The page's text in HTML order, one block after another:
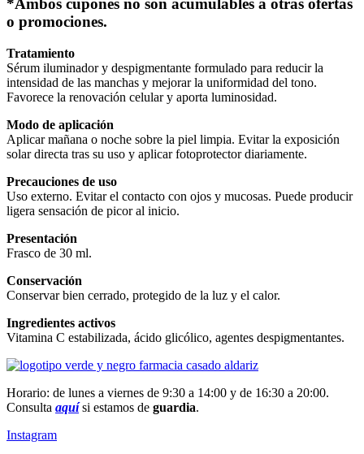
*Ambos cupones no son acumulables a otras ofertas
o promociones.
Tratamiento
Sérum iluminador y despigmentante formulado para reducir la
intensidad de las manchas y mejorar la uniformidad del tono.
Favorece la renovación celular y aporta luminosidad.
Modo de aplicación
Aplicar mañana o noche sobre la piel limpia. Evitar la exposición
solar directa tras su uso y aplicar fotoprotector diariamente.
Precauciones de uso
Uso externo. Evitar el contacto con ojos y mucosas. Puede producir
ligera sensación de picor al inicio.
Presentación
Frasco de 30 ml.
Conservación
Conservar bien cerrado, protegido de la luz y el calor.
Ingredientes activos
Vitamina C estabilizada, ácido glicólico, agentes despigmentantes.
Horario: de lunes a viernes de 9:30 a 14:00 y de 16:30 a 20:00.
Consulta aquísi estamos de guardia.
Instagram